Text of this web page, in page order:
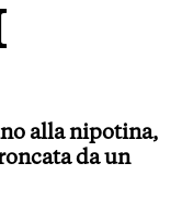
alla nipotina,
da un